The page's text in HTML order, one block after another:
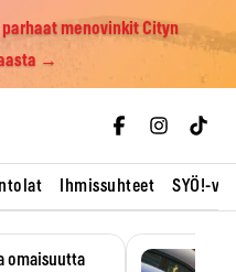
menovinkit Cityn
→
Ihmissuhteet SYÖ!-
omaisuutta